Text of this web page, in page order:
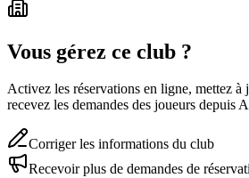
Vous gérez ce club ?
Activez les réservations en ligne, mettez
recevez les demandes des joueurs depuis
Corriger les informations du club
Recevoir plus de demandes de